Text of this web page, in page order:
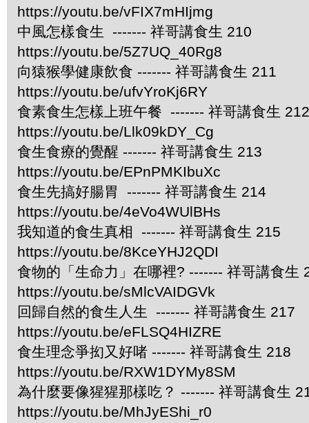
https://youtu.be/vFIX7mHIjmg
中風怎樣食生 ------- 祥哥講食生 210
https://youtu.be/5Z7UQ_40Rg8
向猿猴學健康飲食 ------- 祥哥講食生 211
https://youtu.be/ufvYroKj6RY
食素食生怎樣上班午餐 ------- 祥哥講食生 212
https://youtu.be/Llk09kDY_Cg
食生食療的覺醒 ------- 祥哥講食生 213
https://youtu.be/EPnPMKIbuXc
食生先搞好腸胃 ------- 祥哥講食生 214
https://youtu.be/4eVo4WUlBHs
我知道的食生真相 ------- 祥哥講食生 215
https://youtu.be/8KceYHJ2QDI
食物的「生命力」在哪裡? ------- 祥哥講食生
https://youtu.be/sMlcVAIDGVk
回歸自然的食生人生 ------- 祥哥講食生 217
https://youtu.be/eFLSQ4HIZRE
食生理念爭抝又好啫 ------- 祥哥講食生 218
https://youtu.be/RXW1DYMy8SM
為什麼要像猩猩那樣吃？ ------- 祥哥講食生
https://youtu.be/MhJyEShi_r0